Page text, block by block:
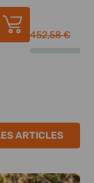
452,58 €
ARTICLES